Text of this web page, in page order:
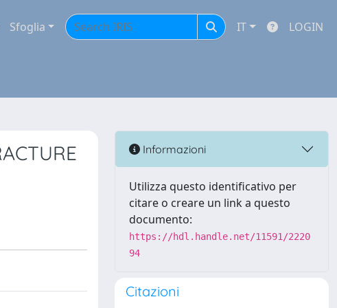
Sfoglia IT LOGIN
Informazioni
Utilizza questo identificativo per
citare o creare un link a questo
documento:
https://hdl.handle.net/11591/2220
94
Citazioni